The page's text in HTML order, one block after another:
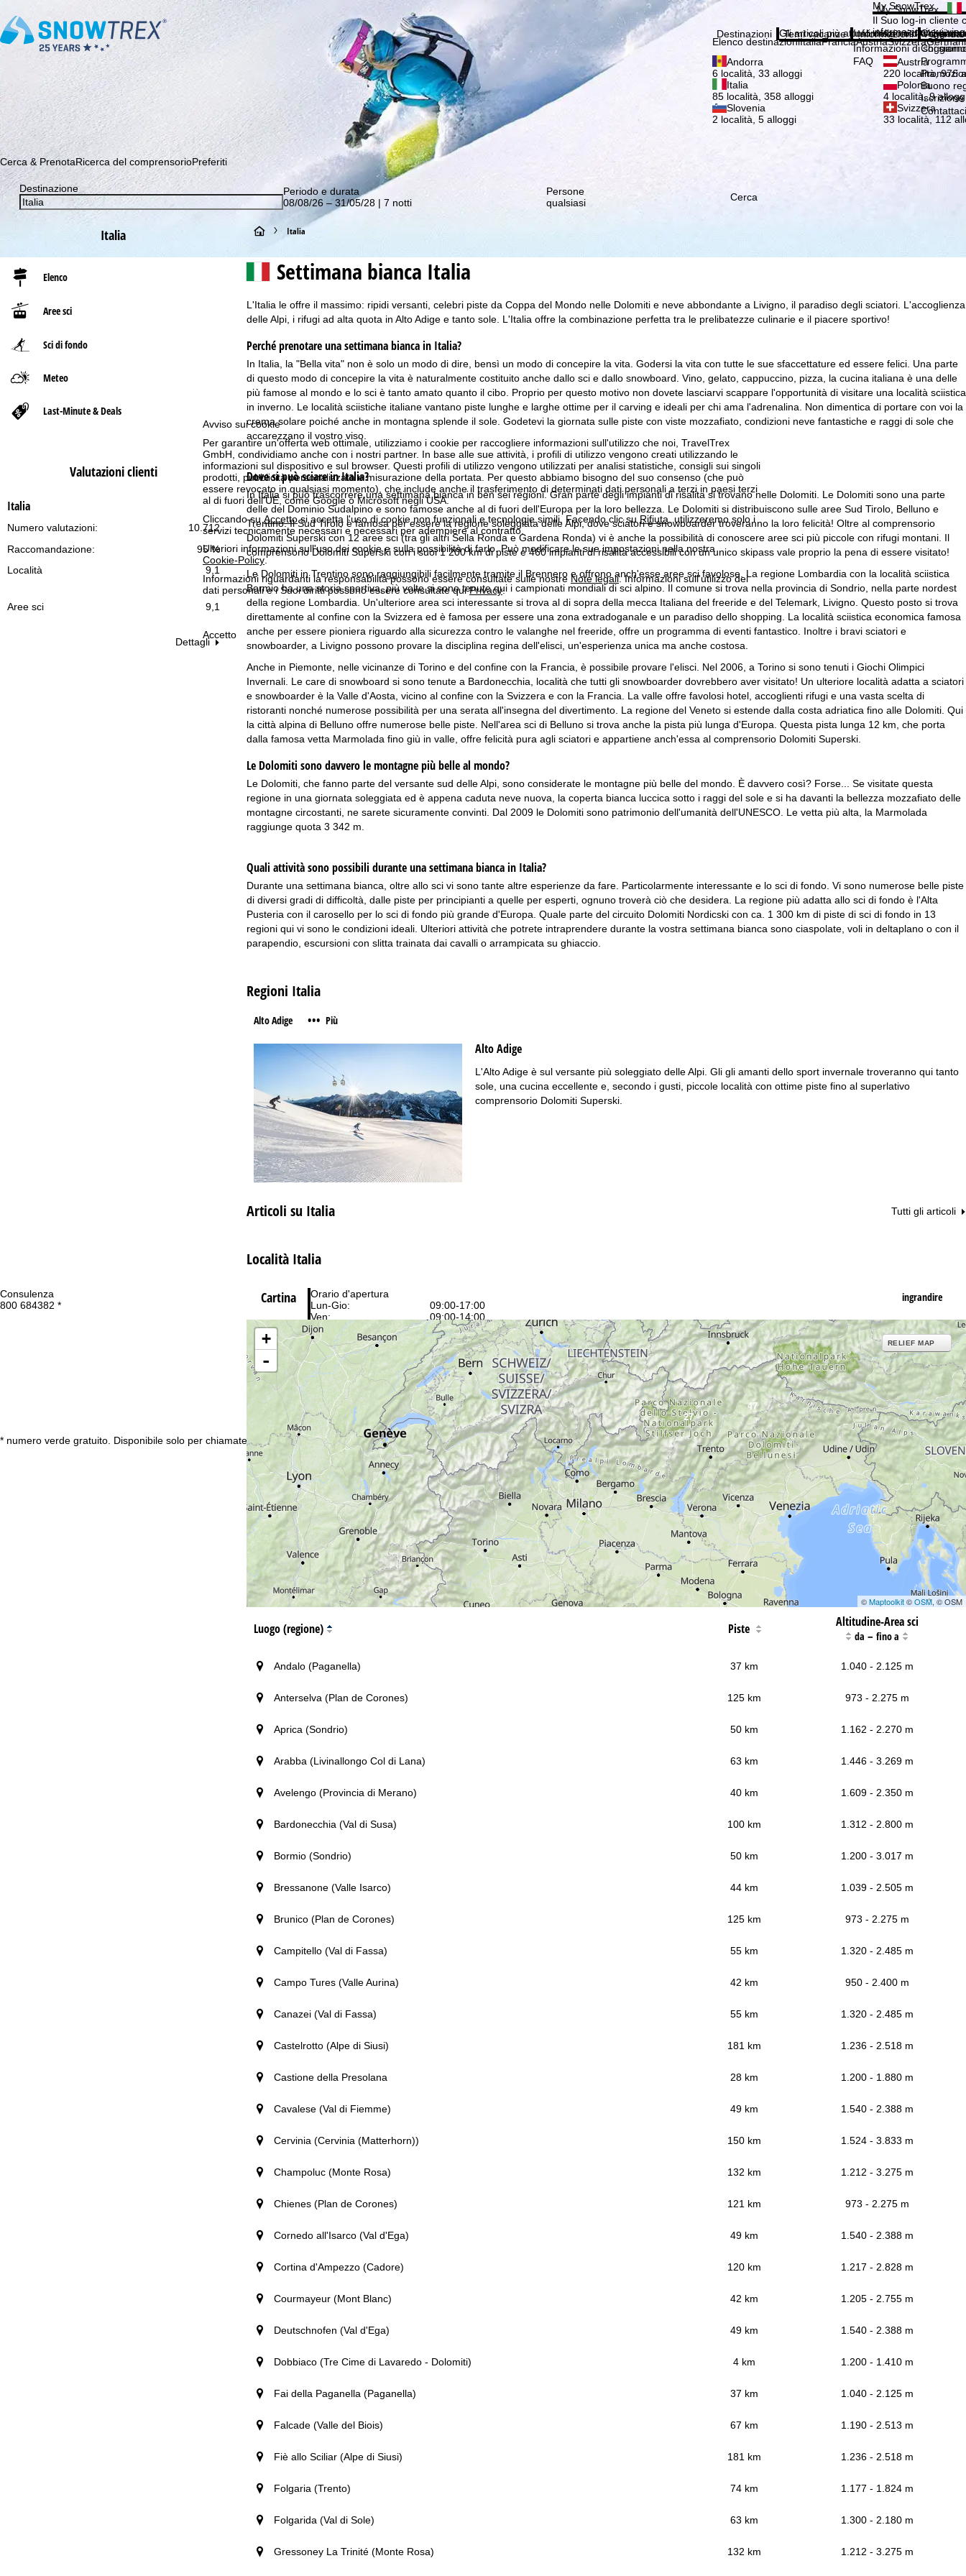
Avviso sui cookie
Per garantire un'offerta web ottimale, utilizziamo i cookie per raccogliere informazioni sull'utilizzo che noi, TravelTrex
GmbH, condividiamo anche con i nostri partner. In base alle sue attività, i profili di utilizzo vengono creati utilizzando le
informazioni sul dispositivo e sul browser. Questi profili di utilizzo vengono utilizzati per analisi statistiche, consigli sui singoli
prodotti, pubblicità personalizzata e misurazione della portata. Per questo abbiamo bisogno del suo consenso (che può
essere revocato in qualsiasi momento), che include anche il trasferimento di determinati dati personali a terzi in paesi terzi
al di fuori dell'UE, come Google o Microsoft negli USA.
Cliccando suAccettosi accetta l'uso di cookie non funzionali e tecnologie simili. Facendo clic suRifiuta, utilizzeremo solo i
servizi tecnicamente necessari e necessari per adempiere al contratto.
Ulteriori informazioni sull'uso dei cookie e sulla possibilità di farlo. Può modificare le sue impostazioni nella nostra
Cookie-Policy.
Informazioni riguardanti la responsabilità possono essere consultate sulle nostre Note legali. Informazioni sull'utilizzo dei
dati personali e i Suoi diritti possono essere consultate quiPrivacy.
Accetto
Consulenza
800 684382 *
* numero verde gratuito. Disponibile solo per chiamate dall’Italia
Orario d'apertura
Lun-Gio:
09:00-17:00
Ven:
09:00-14:00
Sab-Dom:
chiuso
Contattaci
Consulenza
Abbonati alla nostra Newsletter e sii tra i primi a scoprire le nostre offerte migliori! Iscrizione
My SnowTrex
My SnowTrex
Il Suo log-in cliente
informazioni sui
Si
Destinazioni
Elenco destinazioniItaliaFranciaAustriaSvizzera
Andorra
6 località, 33 alloggi
Austria
220 località, 976
Italia
85 località, 358 alloggi
Polonia
4 località, 9
Slovenia
2 località, 5 alloggi
Svizzera
33 località, 112
Temi vacanze
Gli articoli più attuali della nostra rivista
Informazioni
Informazioni di
Informazioni di
FAQ
Azienda
Chi siamo
Chi siamo
Buono
Contattaci
Cerca & PrenotaRicerca del comprensorioPreferiti
Destinazione
Periodo e durata
08/08/26 – 31/05/28 | 7 notti
Persone
qualsiasi
Cerca
Italia
Elenco
Aree sci
Sci di fondo
Meteo
Last-Minute & Deals
Valutazioni clienti
Italia
10.712
Numero valutazioni:
95 %
Raccomandazione:
Località
9,1
Aree sci 9,1
Dettagli
H
o
e
p
a
g
e
Italia
Settimana bianca Italia
L'Italia le offre il massimo: ripidi versanti, celebri piste da Coppa del Mondo nelle Dolomiti e neve abbondante a Livigno, il paradiso degli sciatori. L'accoglienza
delle Alpi, i rifugi ad alta quota in Alto Adige e tanto sole. L'Italia offre la combinazione perfetta tra le prelibatezze culinarie e il piacere sportivo!
Perché prenotare una settimana bianca in Italia?
In Italia, la "Bella vita" non è solo un modo di dire, bensì un modo di concepire la vita. Godersi la vita con tutte le sue sfaccettature ed essere felici. Una parte
di questo modo di concepire la vita è naturalmente costituito anche dallo sci e dallo snowboard. Vino, gelato, cappuccino, pizza, la cucina italiana è una delle
più famose al mondo e lo sci è tanto amato quanto il cibo. Proprio per questo motivo non dovete lasciarvi scappare l'opportunità di visitare una località sciistica
in inverno. Le località sciistiche italiane vantano piste lunghe e larghe ottime per il carving e ideali per chi ama l'adrenalina. Non dimentica di portare con voi la
crema solare poiché anche in montagna splende il sole. Godetevi la giornata sulle piste con viste mozzafiato, condizioni neve fantastiche e raggi di sole che
accarezzano il vostro viso.
Dove si può sciare in Italia?
In Italia si può trascorrere una settimana bianca in ben sei regioni. Gran parte degli impianti di risalita si trovano nelle Dolomiti. Le Dolomiti sono una parte
delle del Dominio Sudalpino e sono famose anche al di fuori dell'Europa per la loro bellezza. Le Dolomiti si distribuiscono sulle aree Sud Tirolo, Belluno e
Trentino. Il Sud Tirolo è famosa per essere la regione soleggiata delle Alpi, dove sciatori e snowboarder troveranno la loro felicità! Oltre al comprensorio
Dolomiti Superski con 12 aree sci (tra gli altri Sella Ronda e Gardena Ronda) vi è anche la possibilità di conoscere aree sci più piccole con rifugi montani. Il
comprensorio Dolomiti Superski con i suoi 1 200 km di piste e 460 impianti di risalita accessibili con un unico skipass vale proprio la pena di essere visitato!
Le Dolomiti in Trentino sono raggiungibili facilmente tramite il Brennero e offrono anch'esse aree sci favolose. La regione Lombardia con la località sciistica
Bormio ha una storia sportiva, più volte si sono tenute qui i campionati mondiali di sci alpino. Il comune si trova nella provincia di Sondrio, nella parte nordest
della regione Lombardia. Un'ulteriore area sci interessante si trova al di sopra della mecca Italiana del freeride e del Telemark, Livigno. Questo posto si trova
direttamente al confine con la Svizzera ed è famosa per essere una zona extradoganale e un paradiso dello shopping. La località sciistica economica famosa
anche per essere pioniera riguardo alla sicurezza contro le valanghe nel freeride, offre un programma di eventi fantastico. Inoltre i bravi sciatori e
snowboarder, a Livigno possono provare la disciplina regina dell'elisci, un'esperienza unica ma anche costosa.
Anche in Piemonte, nelle vicinanze di Torino e del confine con la Francia, è possibile provare l'elisci. Nel 2006, a Torino si sono tenuti i Giochi Olimpici
Invernali. Le care di snowboard si sono tenute a Bardonecchia, località che tutti gli snowboarder dovrebbero aver visitato! Un ulteriore località adatta a sciatori
e snowboarder è la Valle d'Aosta, vicino al confine con la Svizzera e con la Francia. La valle offre favolosi hotel, accoglienti rifugi e una vasta scelta di
ristoranti nonché numerose possibilità per una serata all'insegna del divertimento. La regione del Veneto si estende dalla costa adriatica fino alle Dolomiti. Qui
la città alpina di Belluno offre numerose belle piste. Nell'area sci di Belluno si trova anche la pista più lunga d'Europa. Questa pista lunga 12 km, che porta
dalla famosa vetta Marmolada fino giù in valle, offre felicità pura agli sciatori e appartiene anch'essa al comprensorio Dolomiti Superski.
Le Dolomiti sono davvero le montagne più belle al mondo?
Le Dolomiti, che fanno parte del versante sud delle Alpi, sono considerate le montagne più belle del mondo. È davvero così? Forse... Se visitate questa
regione in una giornata soleggiata ed è appena caduta neve nuova, la coperta bianca luccica sotto i raggi del sole e si ha davanti la bellezza mozzafiato delle
montagne circostanti, ne sarete sicuramente convinti. Dal 2009 le Dolomiti sono patrimonio dell'umanità dell'UNESCO. Le vetta più alta, la Marmolada
raggiunge quota 3 342 m.
Quali attività sono possibili durante una settimana bianca in Italia?
Durante una settimana bianca, oltre allo sci vi sono tante altre esperienze da fare. Particolarmente interessante e lo sci di fondo. Vi sono numerose belle piste
di diversi gradi di difficoltà, dalle piste per principianti a quelle per esperti, ognuno troverà ciò che desidera. La regione più adatta allo sci di fondo è l'Alta
Pusteria con il carosello per lo sci di fondo più grande d'Europa. Quale parte del circuito Dolomiti Nordicski con ca. 1 300 km di piste di sci di fondo in 13
regioni qui vi sono le condizioni ideali. Ulteriori attività che potrete intraprendere durante la vostra settimana bianca sono ciaspolate, voli in deltaplano o con il
parapendio, escursioni con slitta trainata dai cavalli o arrampicata su ghiaccio.
Regioni Italia
Alto Adige ••• Più
Alto Adige
L'Alto Adige è sul versante più soleggiato delle Alpi. Gli gli amanti dello sport invernale troveranno qui tanto
sole, una cucina eccellente e, secondo i gusti, piccole località con ottime piste fino al superlativo
comprensorio Dolomiti Superski.
Articoli su Italia Tutti gli articoli
Località Italia
Cartina ingrandire
27
47
+
-
RELIEF MAP
©Maptoolkit©OSM, © OSM
Luogo (regione) Piste Altitudine-Area sci
da –fino a
Andalo (Paganella) 37 km 1.040 - 2.125 m
Anterselva (Plan de Corones) 125 km 973 - 2.275 m
Aprica (Sondrio) 50 km 1.162 - 2.270 m
Arabba (Livinallongo Col di Lana) 63 km 1.446 - 3.269 m
Avelengo (Provincia di Merano) 40 km 1.609 - 2.350 m
Bardonecchia (Val di Susa) 100 km 1.312 - 2.800 m
Bormio (Sondrio) 50 km 1.200 - 3.017 m
Bressanone (Valle Isarco) 44 km 1.039 - 2.505 m
Brunico (Plan de Corones) 125 km 973 - 2.275 m
Campitello (Val di Fassa) 55 km 1.320 - 2.485 m
Campo Tures (Valle Aurina) 42 km 950 - 2.400 m
Canazei (Val di Fassa) 55 km 1.320 - 2.485 m
Castelrotto (Alpe di Siusi) 181 km 1.236 - 2.518 m
Castione della Presolana 28 km 1.200 - 1.880 m
Cavalese (Val di Fiemme) 49 km 1.540 - 2.388 m
Cervinia (Cervinia (Matterhorn)) 150 km 1.524 - 3.833 m
Champoluc (Monte Rosa) 132 km 1.212 - 3.275 m
Chienes (Plan de Corones) 121 km 973 - 2.275 m
Cornedo all'Isarco (Val d'Ega) 49 km 1.540 - 2.388 m
Cortina d'Ampezzo (Cadore) 120 km 1.217 - 2.828 m
Courmayeur (Mont Blanc) 42 km 1.205 - 2.755 m
Deutschnofen (Val d'Ega) 49 km 1.540 - 2.388 m
Dobbiaco (Tre Cime di Lavaredo - Dolomiti) 4 km 1.200 - 1.410 m
Fai della Paganella (Paganella) 37 km 1.040 - 2.125 m
Falcade (Valle del Biois) 67 km 1.190 - 2.513 m
Fiè allo Sciliar (Alpe di Siusi) 181 km 1.236 - 2.518 m
Folgaria (Trento) 74 km 1.177 - 1.824 m
Folgarida (Val di Sole) 63 km 1.300 - 2.180 m
Gressoney La Trinité (Monte Rosa) 132 km 1.212 - 3.275 m